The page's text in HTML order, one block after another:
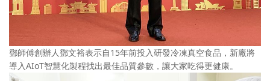
鄧師傅創辦人鄧文裕表示自15年前投入研發冷凍真空食品，新廠將
導入AIoT智慧化製程找出最佳品質參數，讓大家吃得更健康。